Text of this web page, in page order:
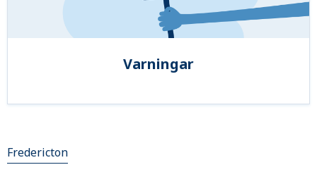
Varningar
Fredericton